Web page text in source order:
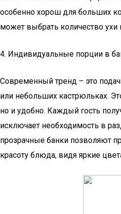
особенно хорош для больших
может выбрать количество ухи
4. Индивидуальные порции в
Современный тренд – это
или небольших кастрюльках.
но и удобно. Каждый гость
исключает необходимость в
прозрачные банки позволяют
красоту блюда, видя яркие